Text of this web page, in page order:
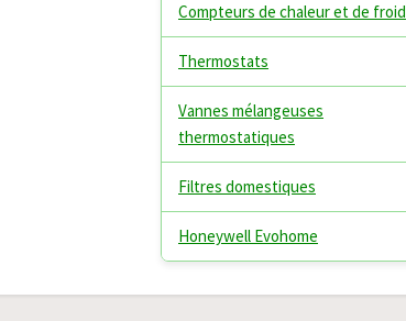
Compteurs de chaleur et de froid
Thermostats
Vannes mélangeuses
thermostatiques
Filtres domestiques
Honeywell Evohome